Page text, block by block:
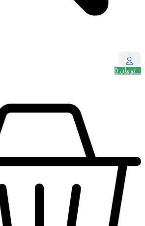
۰ تومان 0